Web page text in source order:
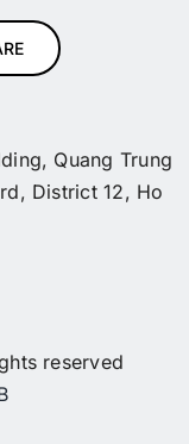
Quang Trung
District 12, Ho
reserved